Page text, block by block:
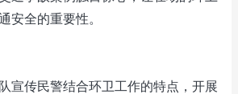
安全的重要性。
传民警结合环卫工作的特点，开展